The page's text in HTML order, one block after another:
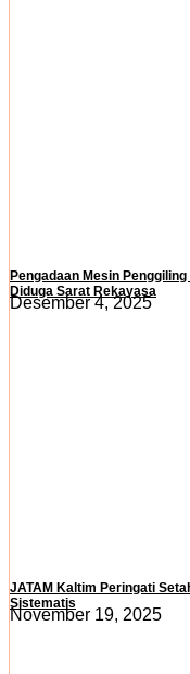
Pengadaan Mesin
Diduga Sarat Rekayasa
Desember 4, 2025
JATAM Kaltim Peringati
Sistematis
November 19, 2025